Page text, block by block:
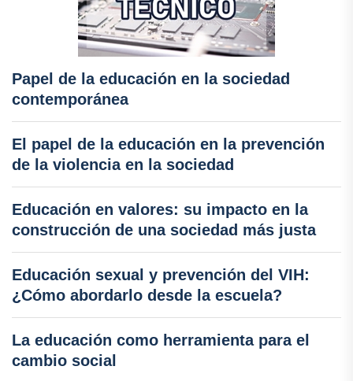
Papel de la educación en la sociedad
contemporánea
El papel de la educación en la prevención
de la violencia en la sociedad
Educación en valores: su impacto en la
construcción de una sociedad más justa
Educación sexual y prevención del VIH:
¿Cómo abordarlo desde la escuela?
La educación como herramienta para el
cambio social